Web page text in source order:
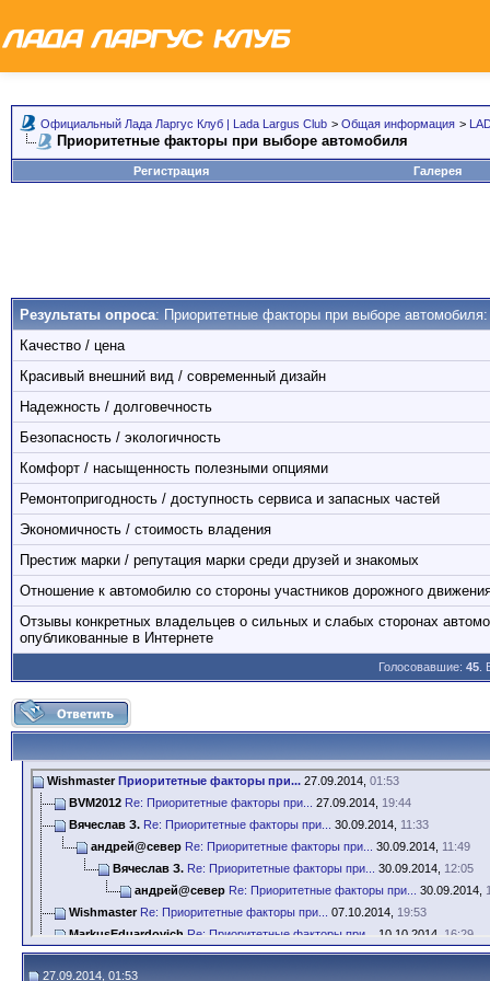
Официальный Лада Ларгус Клуб | Lada Largus Club > Общая информация >
Приоритетные факторы при выборе автомобиля
Регистрация Галерея
Результаты опроса: Приоритетные факторы при выборе автомобиля:
Качество / цена
Красивый внешний вид / современный дизайн
Надежность / долговечность
Безопасность / экологичность
Комфорт / насыщенность полезными опциями
Ремонтопригодность / доступность сервиса и запасных частей
Экономичность / стоимость владения
Престиж марки / репутация марки среди друзей и знакомых
Отношение к автомобилю со стороны участников дорожного
Отзывы конкретных владельцев о сильных и слабых сторонах
опубликованные в Интернете
Голосовавшие: 45.
Wishmaster Приоритетные факторы при... 27.09.2014, 01:53
BVM2012 Re: Приоритетные факторы при... 27.09.2014, 19:44
Вячеслав З. Re: Приоритетные факторы при... 30.09.2014, 11:33
андрей@север Re: Приоритетные факторы при... 30.09.2014, 11:49
Вячеслав З. Re: Приоритетные факторы при... 30.09.2014, 12:05
андрей@север Re: Приоритетные факторы при... 30.09.2014,
Wishmaster Re: Приоритетные факторы при... 07.10.2014, 19:53
MarkusEduardovich Re: Приоритетные факторы при... 10.10.2014, 16:29
oapv Re: Приоритетные факторы при...10.10.2014,23:36
alexxx Re: Приоритетные факторы при...
27.09.2014, 01:53